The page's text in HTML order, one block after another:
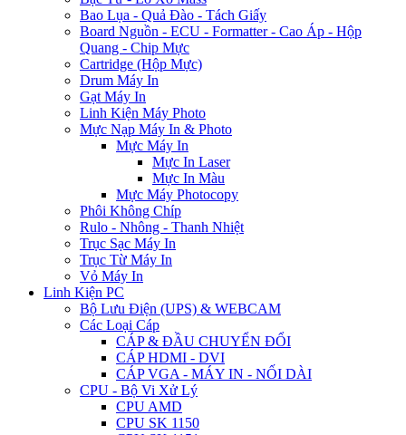
Bao Lụa - Quả Đào - Tách Giấy
Board Nguồn - ECU - Formatter - Cao Áp - Hộp
Quang - Chip Mực
Cartridge (Hộp Mực)
Drum Máy In
Gạt Máy In
Linh Kiện Máy Photo
Mực Nạp Máy In & Photo
Mực Máy In
Mực In Laser
Mực In Màu
Mực Máy Photocopy
Phôi Không Chíp
Rulo - Nhông - Thanh Nhiệt
Trục Sạc Máy In
Trục Từ Máy In
Vỏ Máy In
Linh Kiện PC
Bộ Lưu Điện (UPS) & WEBCAM
Các Loại Cáp
CÁP & ĐẦU CHUYỂN ĐỔI
CÁP HDMI - DVI
CÁP VGA - MÁY IN - NỐI DÀI
CPU - Bộ Vi Xử Lý
CPU AMD
CPU SK 1150